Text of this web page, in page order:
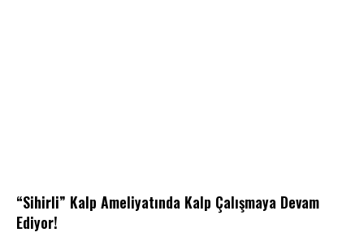
“Sihirli” Kalp Ameliyatında Kalp Çalışmaya Devam
Ediyor!